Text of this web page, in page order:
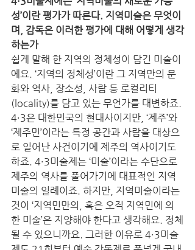
성’이란 평가가 따른다. 지역미술은 무엇이
며, 감독은 이러한 평가에 대해 어떻게 생각
하는가
쉽게 말해 한 지역의 정체성이 담긴 미술이
에요. ‘지역의 정체성’이란 그 지역만의 문
화와 역사, 장소성, 사람 등 로컬리티
(locality)를 담고 있는 무언가를 대변하죠.
4·3은 대한민국의 현대사이지만, ‘제주’와
‘제주민’이라는 특정 공간과 사람을 대상으
로 일어난 사건이기에 제주의 역사이기도
하죠. 4·3미술제는 ‘미술’이라는 수단으로
제주의 역사를 풀어가기에 대표적인 지역
미술의 일례이죠. 하지만, 지역미술이라는
것이 ‘지역민만의, 혹은 오직 지역민에 의
한 미술’은 지양해야 한다고 생각해요. 정체
될 수 있으니까요. 그러한 이유로 4·3미술